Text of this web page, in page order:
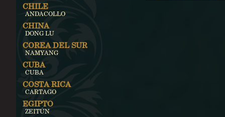
CHILE
ANDACOLLO
CHINA
DONG LU
COREA DEL SUR
NAMYANG
CUBA
CUBA
COSTA RICA
CARTAGO
EGIPTO
ZEITÚN